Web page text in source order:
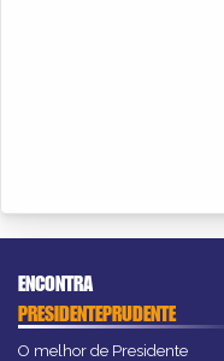
ENCONTRA
PRESIDENTEPRUDENTE
O melhor de Presidente